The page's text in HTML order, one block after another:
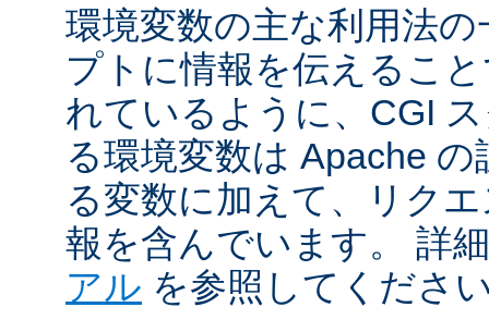
環境変数の主な利用法
プトに情報を伝えるこ
れているように、CGI
る環境変数は Apache
る変数に加えて、リク
報を含んでいます。 詳
アル を参照してくださ